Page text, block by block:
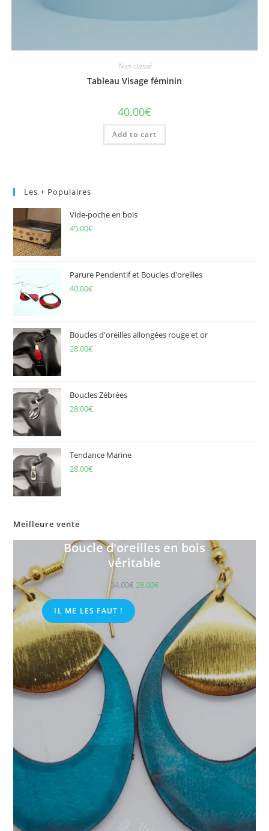
Non classé
Tableau Visage féminin
40.00€
Add to cart
Les + Populaires
Vide-poche en bois
45.00€
Parure Pendentif et Boucles d'oreilles
40.00€
Boucles d'oreilles allongées rouge et or
28.00€
Boucles Zébrées
28.00€
Tendance Marine
28.00€
Meilleure vente
Boucle d'oreilles en bois
véritable
34.00€ 28.00€
IL ME LES FAUT !